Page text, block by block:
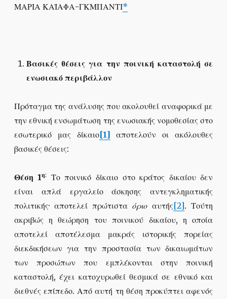
ΜΑΡΙΑ ΚΑΪΑΦΑ-ΓΚΜΠΑΝΤΙ*
Βασικές θέσεις για την ποινική καταστολή σε
ενωσιακό περιβάλλον
Πρόταγμα της ανάλυσης που ακολουθεί αναφορικά με
την εθνική ενσωμάτωση της ενωσιακής νομοθεσίας στο
εσωτερικό μας δίκαιο[1] αποτελούν οι ακόλουθες
βασικές θέσεις:
Θέση 1η:
Το ποινικό δίκαιο στο κράτος δικαίου δεν
είναι απλά εργαλείο άσκησης αντεγκληματικής
πολιτικής· αποτελεί πρώτισταόριο αυτής[2]. Τούτη
ακριβώς η θεώρηση του ποινικού δικαίου, η οποία
αποτελεί αποτέλεσμα μακράς ιστορικής πορείας
διεκδικήσεων για την προστασία των δικαιωμάτων
των προσώπων που εμπλέκονται στην ποινική
καταστολή, έχει κατοχυρωθεί θεσμικά σε εθνικό και
διεθνές επίπεδο. Από αυτή τη θέση προκύπτει αφενός